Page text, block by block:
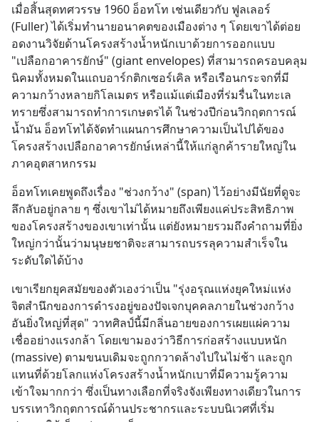
เมื่อสิ้นสุดทศวรรษ 1960 อ็อทโท เช่นเดียวกับ ฟูลเลอร์
(Fuller) ได้เริ่มทำนายอนาคตของเมืองต่าง ๆ โดยเขาได้ต่อย
อดงานวิจัยด้านโครงสร้างน้ำหนักเบาด้วยการออกแบบ
"เปลือกอาคารยักษ์" (giant envelopes) ที่สามารถครอบคลุม
นิคมทั้งหมดในแถบอาร์กติกเซอร์เคิล หรือเรือนกระจกที่มี
ความกว้างหลายกิโลเมตร หรือแม้แต่เมืองที่ร่มรื่นในทะเล
ทรายซึ่งสามารถทำการเกษตรได้ ในช่วงปีก่อนวิกฤตการณ์
น้ำมัน อ็อทโทได้จัดทำแผนการศึกษาความเป็นไปได้ของ
โครงสร้างเปลือกอาคารยักษ์เหล่านี้ให้แก่ลูกค้ารายใหญ่ใน
ภาคอุตสาหกรรม
อ็อทโทเคยพูดถึงเรื่อง "ช่วงกว้าง" (span) ไว้อย่างมีนัยที่ดูจะ
ลึกลับอยู่กลาย ๆ ซึ่งเขาไม่ได้หมายถึงเพียงแค่ประสิทธิภาพ
ของโครงสร้างของเขาเท่านั้น แต่ยังหมายรวมถึงคำถามที่ยิ่ง
ใหญ่กว่านั้นว่ามนุษยชาติจะสามารถบรรลุความสำเร็จใน
ระดับใดได้บ้าง
เขาเรียกยุคสมัยของตัวเองว่าเป็น "รุ่งอรุณแห่งยุคใหม่แห่ง
จิตสำนึกของการดำรงอยู่ของปัจเจกบุคคลภายในช่วงกว้าง
อันยิ่งใหญ่ที่สุด" วาทศิลป์นี้มีกลิ่นอายของการเผยแผ่ความ
เชื่ออย่างแรงกล้า โดยเขามองว่าวิธีการก่อสร้างแบบหนัก
(massive) ตามขนบเดิมจะถูกกวาดล้างไปในไม่ช้า และถูก
แทนที่ด้วยโลกแห่งโครงสร้างน้ำหนักเบาที่มีความรู้ความ
เข้าใจมากกว่า ซึ่งเป็นทางเลือกที่จริงจังเพียงทางเดียวในการ
บรรเทาวิกฤตการณ์ด้านประชากรและระบบนิเวศที่เริ่ม